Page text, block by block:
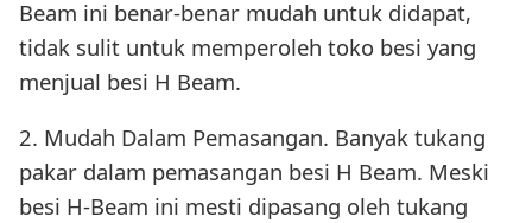
Beam ini benar-benar mudah untuk didapat,
tidak sulit untuk memperoleh toko besi yang
menjual besi H Beam.
2. Mudah Dalam Pemasangan. Banyak tukang
pakar dalam pemasangan besi H Beam. Meski
besi H-Beam ini mesti dipasang oleh tukang